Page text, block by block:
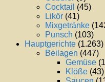
Cocktail (45)
Likör (41)
Mixgetränke
Punsch (103)
Hauptgerichte (1.263)
Beilagen (447)
Gemüse
Klöße (43)